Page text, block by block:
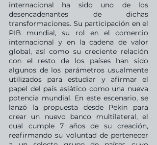
internacional ha sido uno de los
desencadenantes de dichas
transformaciones. Su participación en el
PIB mundial, su rol en el comercio
internacional y en la cadena de valor
global, así como su creciente relación
con el resto de los países han sido
algunos de los parámetros usualmente
utilizados para estudiar y afirmar el
papel del país asiático como una nueva
potencia mundial. En este escenario, se
lanzó la propuesta desde Pekín para
crear un nuevo banco multilateral, el
cual cumple 7 años de su creación,
reafirmando su voluntad de pertenecer